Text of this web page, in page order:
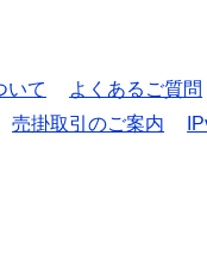
いて
よくあるご質問
売掛取引のご案内